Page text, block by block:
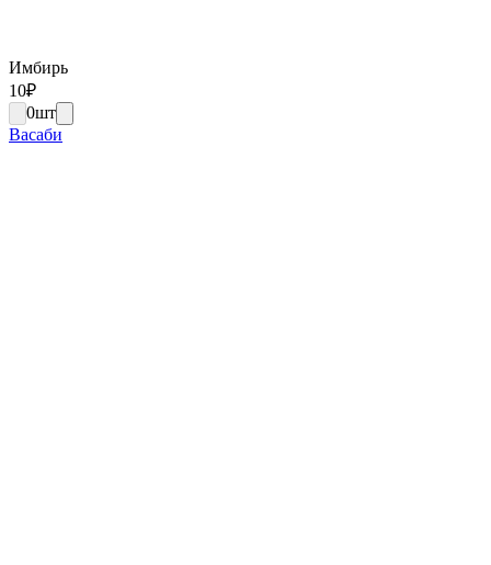
Имбирь
10₽
0шт
Васаби